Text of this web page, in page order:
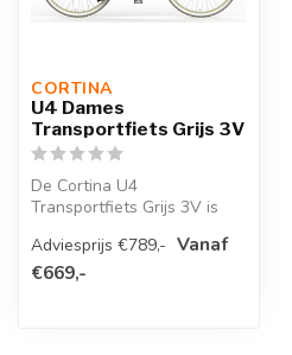
CORTINA
U4 Dames
Transportfiets Grijs 3V
De Cortina U4
Transportfiets Grijs 3V is
fiets die pe...
Adviesprijs €789,- Vanaf
€669,-